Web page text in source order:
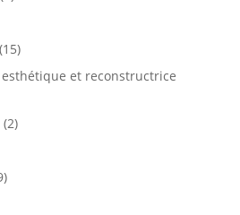
(15)
et reconstructrice
(2)